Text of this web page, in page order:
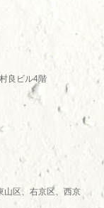
良ビル4階
山区、右京区、西京